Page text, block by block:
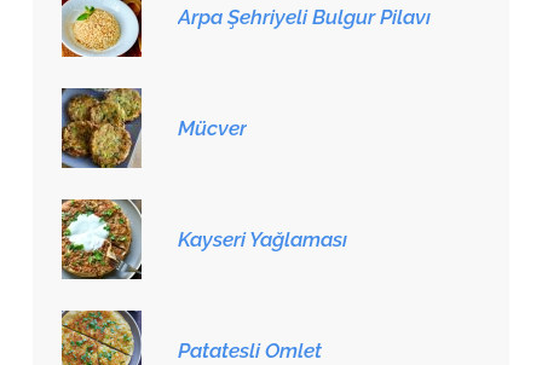
Arpa Şehriyeli Bulgur Pilavı
Mücver
Kayseri Yağlaması
Patatesli Omlet